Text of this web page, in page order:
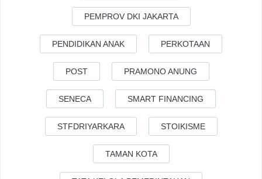
PEMPROV DKI JAKARTA
PENDIDIKAN ANAK PERKOTAAN
POST PRAMONO ANUNG
SENECA SMART FINANCING
STFDRIYARKARA STOIKISME
TAMAN KOTA